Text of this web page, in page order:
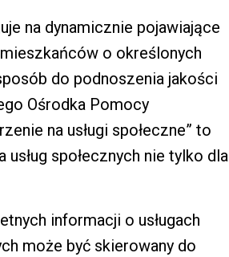
na dynamicznie pojawiające
o określonych
do podnoszenia jakości
Ośrodka Pomocy
na usługi społeczne” to
społecznych nie tylko dla
informacji o usługach
może być skierowany do